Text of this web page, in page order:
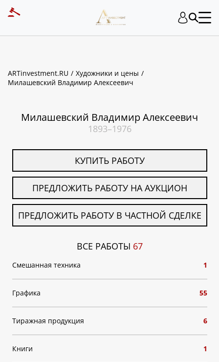
ARTinvestment.RU
Художники и цены
Милашевский Владимир Алексеевич
Милашевский Владимир Алексеевич
1893–1976
КУПИТЬ РАБОТУ
ПРЕДЛОЖИТЬ РАБОТУ НА АУКЦИОН
ПРЕДЛОЖИТЬ РАБОТУ В ЧАСТНОЙ СДЕЛКЕ
ВСЕ РАБОТЫ 67
Смешанная техника 1
Графика 55
Тиражная продукция 6
Книги 1